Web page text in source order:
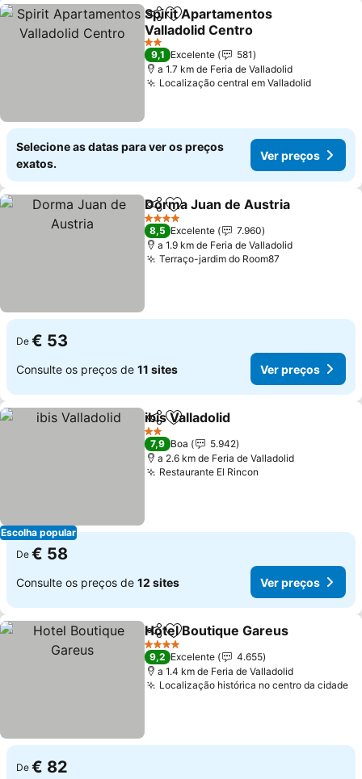
PartilharAdicionar aos favoritos
Spirit Apartamentos
Valladolid Centro
2 Estrelas
9,1 Excelente
581
a 1.7 km de Feria de Valladolid
Localização central em Valladolid
Selecione as datas para ver os preços
exatos.
Ver preços
PartilharAdicionar aos favoritos
Dorma Juan de Austria
4 Estrelas
8,5 Excelente
7.960
a 1.9 km de Feria de Valladolid
Terraço-jardim do Room87
De € 53
Consulte os preços de 11 sites Ver preços
Escolha popular
PartilharAdicionar aos favoritos
ibis Valladolid
2 Estrelas
7,9 Boa
5.942
a 2.6 km de Feria de Valladolid
Restaurante El Rincon
De € 58
Consulte os preços de 12 sites Ver preços
PartilharAdicionar aos favoritos
Hotel Boutique Gareus
4 Estrelas
9,2 Excelente
4.655
a 1.4 km de Feria de Valladolid
Localização histórica no centro da cidade
De € 82